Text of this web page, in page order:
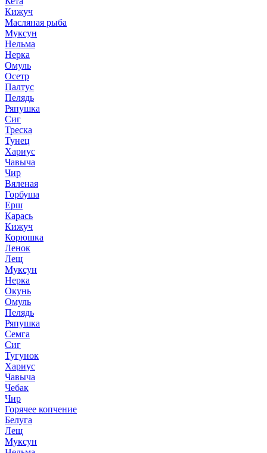
Кижуч
Масляная рыба
Муксун
Нельма
Нерка
Омуль
Осетр
Палтус
Пелядь
Ряпушка
Сиг
Треска
Тунец
Хариус
Чавыча
Чир
Вяленая
Горбуша
Ерш
Карась
Кижуч
Корюшка
Ленок
Лещ
Муксун
Нерка
Окунь
Омуль
Пелядь
Ряпушка
Семга
Сиг
Тугунок
Хариус
Чавыча
Чебак
Чир
Горячее копчение
Белуга
Лещ
Муксун